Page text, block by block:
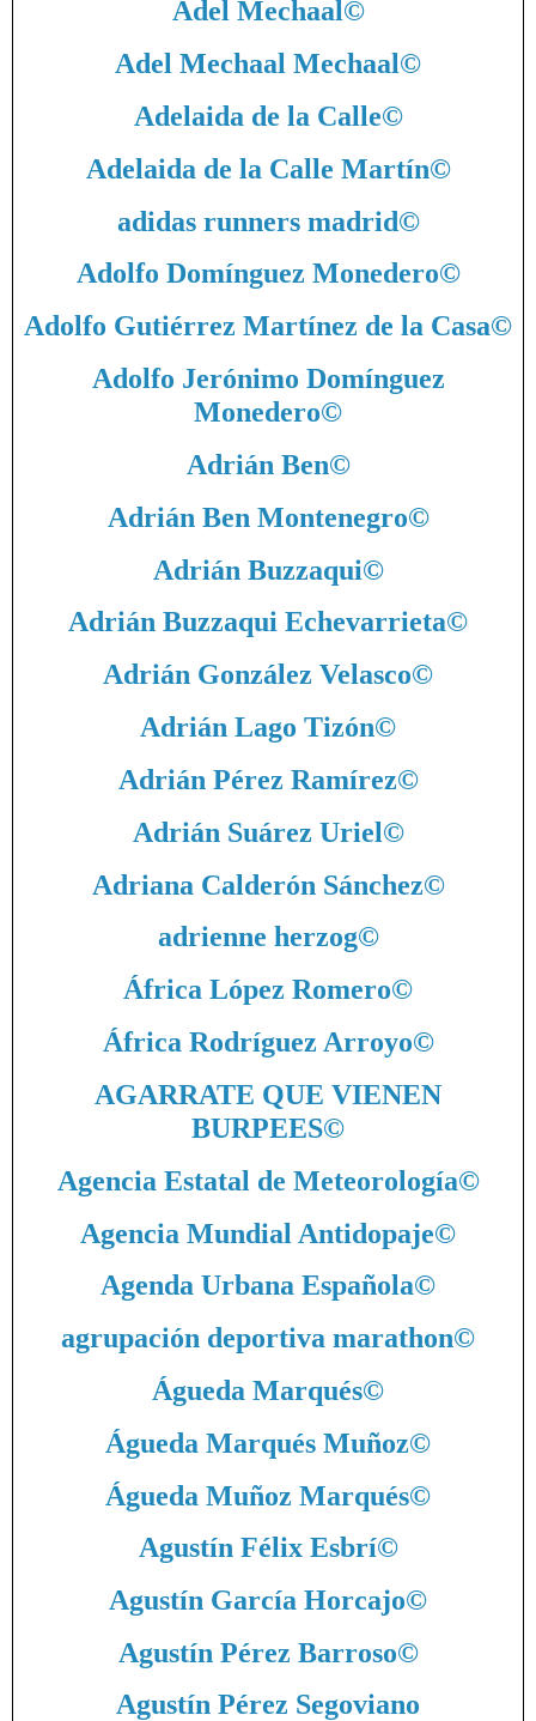
Adel Mechaal©
Adel Mechaal Mechaal ©
Adelaida de la Calle©
Adelaida de la Calle Martín©
adidas runners madrid©
Adolfo Domínguez Monedero©
Adolfo Gutiérrez Martínez de la Casa©
Adolfo Jerónimo Domínguez
Monedero©
Adrián Ben©
Adrián Ben Montenegro©
Adrián Buzzaqui©
Adrián Buzzaqui Echevarrieta©
Adrián González Velasco©
Adrián Lago Tizón©
Adrián Pérez Ramírez©
Adrián Suárez Uriel©
Adriana Calderón Sánchez©
adrienne herzog©
África López Romero©
África Rodríguez Arroyo©
AGARRATE QUE VIENEN
BURPEES©
Agencia Estatal de Meteorología©
Agencia Mundial Antidopaje©
Agenda Urbana Española©
agrupación deportiva marathon©
Águeda Marqués©
Águeda Marqués Muñoz©
Águeda Muñoz Marqués©
Agustín Félix Esbrí©
Agustín García Horcajo©
Agustín Pérez Barroso©
Agustín Pérez Segoviano